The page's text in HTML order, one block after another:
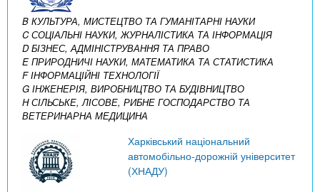
B КУЛЬТУРА, МИСТЕЦТВО ТА ГУМАНІТАРНІ НАУКИ
C СОЦІАЛЬНІ НАУКИ, ЖУРНАЛІСТИКА ТА ІНФОРМАЦІЯ
D БІЗНЕС, АДМІНІСТРУВАННЯ ТА ПРАВО
E ПРИРОДНИЧІ НАУКИ, МАТЕМАТИКА ТА СТАТИСТИКА
F ІНФОРМАЦІЙНІ ТЕХНОЛОГІЇ
G ІНЖЕНЕРІЯ, ВИРОБНИЦТВО ТА БУДІВНИЦТВО
H СІЛЬСЬКЕ, ЛІСОВЕ, РИБНЕ ГОСПОДАРСТВО ТА
ВЕТЕРИНАРНА МЕДИЦИНА
Харківський національний
автомобільно-дорожній університет
(ХНАДУ)